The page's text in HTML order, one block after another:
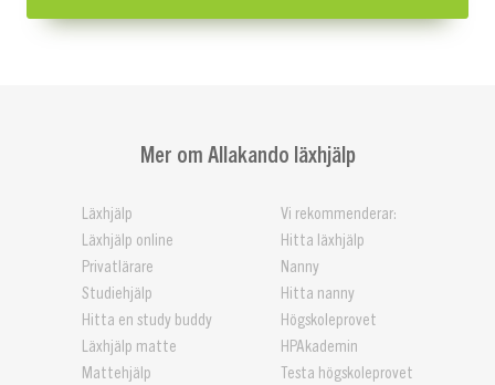
Mer om Allakando läxhjälp
Läxhjälp
Läxhjälp online
Privatlärare
Studiehjälp
Hitta en study buddy
Läxhjälp matte
Mattehjälp
Vi rekommenderar:
Hitta läxhjälp
Nanny
Hitta nanny
Högskoleprovet
HPAkademin
Testa högskoleprovet